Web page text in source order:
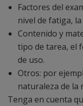
Factores del
nivel de fatiga,
Contenido y
tipo de tarea, el
de uso.
Otros: por
naturaleza de la
Tenga en cuenta